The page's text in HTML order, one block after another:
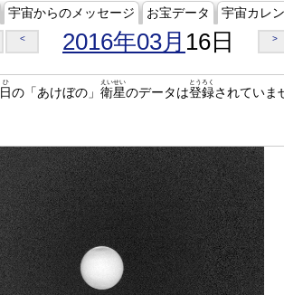
宇宙からのメッセージ お宝データ 宇宙カレ
< 2016年03月 16日 >
日
ひ
の「あけぼの」 衛星
えいせい
のデータは登録
とうろく
されていま